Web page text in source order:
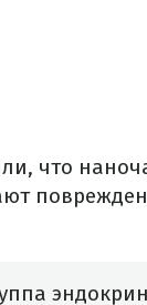
что